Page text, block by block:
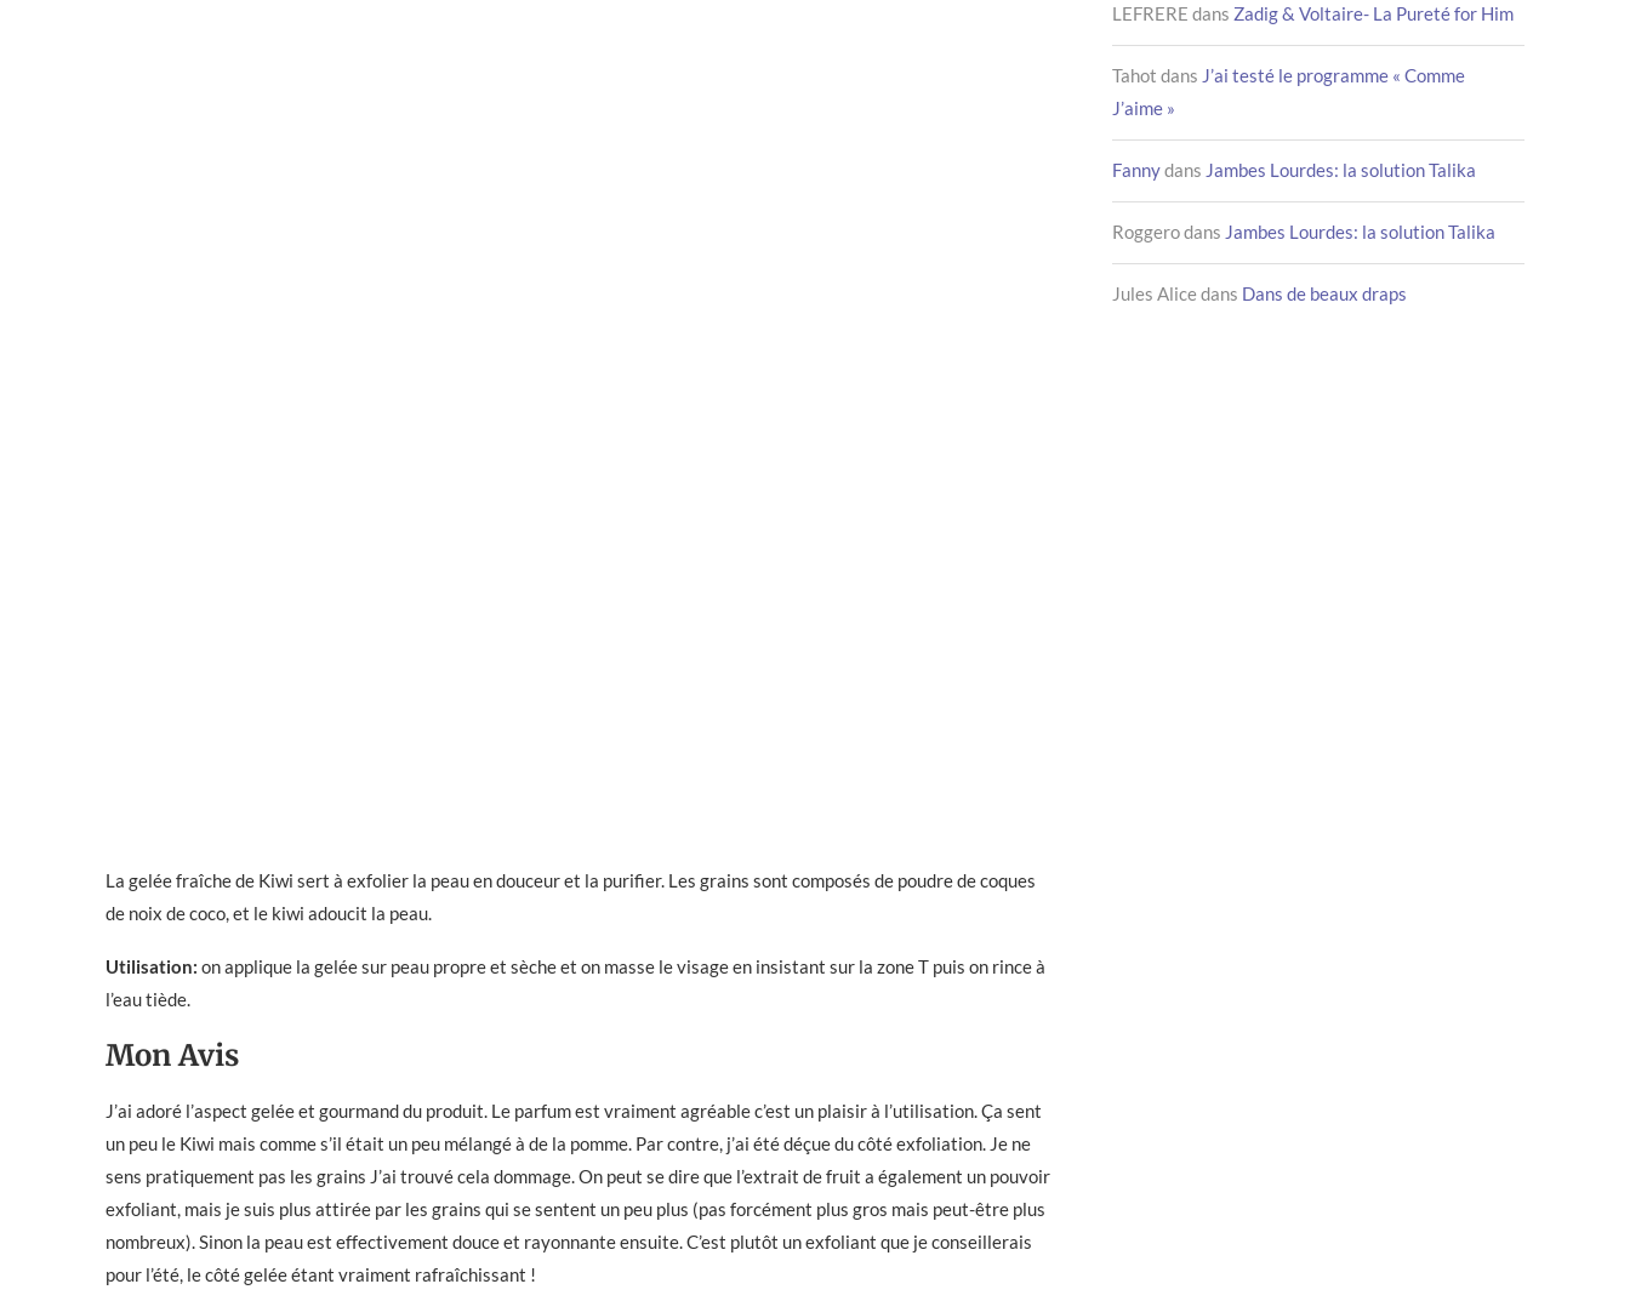
La gelée fraîche de Kiwi sert à exfolier la peau en douceur et la purifier. Les grains sont composés de poudre de coques
de noix de coco, et le kiwi adoucit la peau.
Utilisation: on applique la gelée sur peau propre et sèche et on masse le visage en insistant sur la zone T puis on rince à
l’eau tiède.
Mon Avis
J’ai adoré l’aspect gelée et gourmand du produit. Le parfum est vraiment agréable c’est un plaisir à l’utilisation. Ça sent
un peu le Kiwi mais comme s’il était un peu mélangé à de la pomme. Par contre, j’ai été déçue du côté exfoliation. Je ne
sens pratiquement pas les grains J’ai trouvé cela dommage. On peut se dire que l’extrait de fruit a également un pouvoir
exfoliant, mais je suis plus attirée par les grains qui se sentent un peu plus (pas forcément plus gros mais peut-être plus
nombreux). Sinon la peau est effectivement douce et rayonnante ensuite. C’est plutôt un exfoliant que je conseillerais
pour l’été, le côté gelée étant vraiment rafraîchissant !
LEFRERE dans Zadig & Voltaire- La Pureté for Him
Tahot dans J’ai testé le programme « Comme
J’aime »
Fannydans Jambes Lourdes: la solution Talika
Roggerodans Jambes Lourdes: la solution Talika
Jules Alicedans Dans de beaux draps